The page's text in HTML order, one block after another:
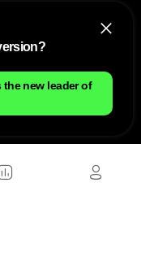
new leader of